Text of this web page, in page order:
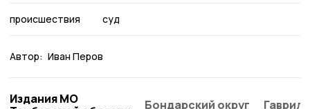
происшествия суд
Автор: Иван Перов
Издания МО
Бондарский округ